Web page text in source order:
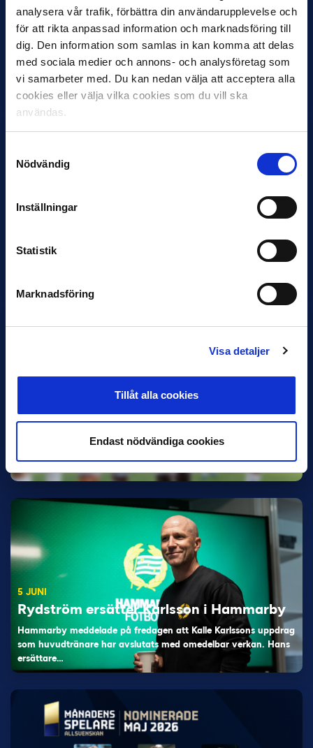
analysera vår trafik, förbättra din användarupplevelse och
för att rikta anpassad information och marknadsföring till
dig. Den information som samlas in kan komma att delas
med sociala medier och annons- och analysföretag som
vi samarbeter med. Du kan nedan välja att acceptera alla
cookies eller välja vilka cookies som du vill ska
användas.
Nödvändig
Inställningar
Statistik
Marknadsföring
Visa detaljer
Tillåt alla cookies
Endast nödvändiga cookies
12 JUNI
Favorit i repris för Sirius i maj
Samma vinnare som i…
VM-spelare med förflutet i Allsvenskan
Bosnien & Hercegovina Armin Gigovic — Helsingborgs IF
Han nätade snyggast i maj: “Ett alldeles
otroligt mål”
5 JUNI
Rydström ersätter Karlsson i Hammarby
Hammarby meddelade på fredagen att Kalle Karlssons uppdrag
som huvudtränare har avslutats med omedelbar verkan. Hans
ersättare…